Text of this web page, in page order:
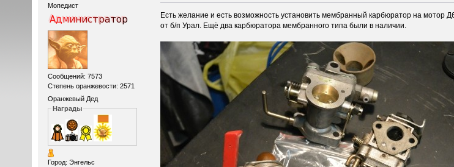
Мопедист
Сообщений: 7573
Степень оранжевости: 2571
Оранжевый Дед
Награды
Город: Энгельс
Есть желание и есть возможность установить мембранный карбюратор на
от б/п Урал. Ещё два карбюратора мембранного типа были в наличии.